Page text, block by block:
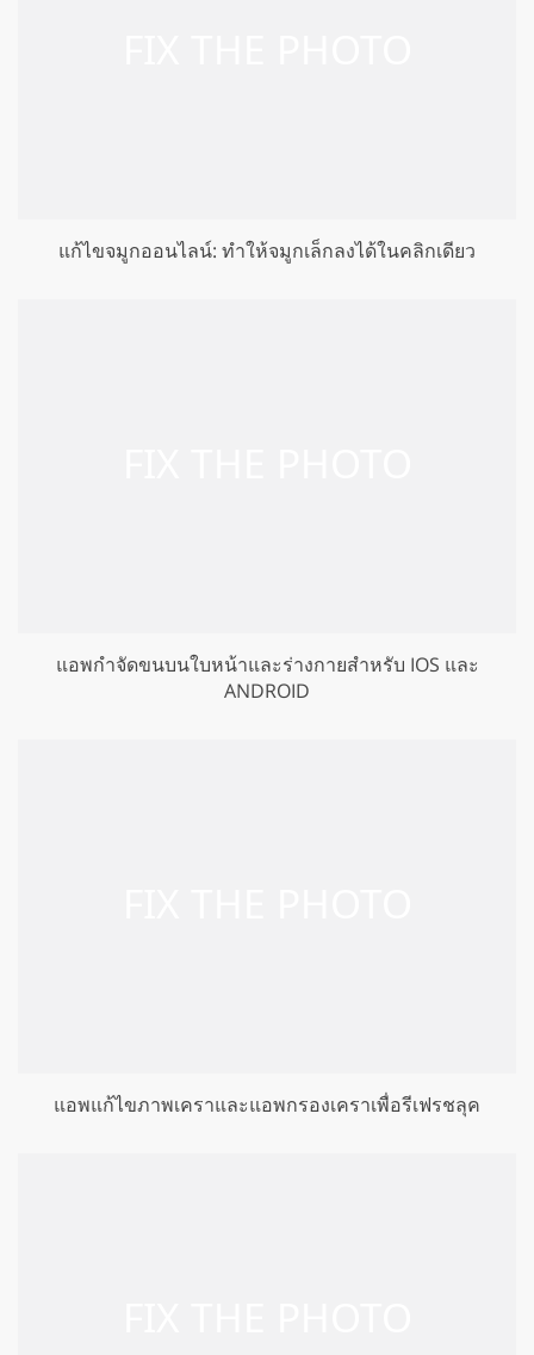
แก้ไขจมูกออนไลน์: ทำให้จมูกเล็กลงได้ในคลิกเดียว
แอพกำจัดขนบนใบหน้าและร่างกายสำหรับ IOS และ
ANDROID
แอพแก้ไขภาพเคราและแอพกรองเคราเพื่อรีเฟรชลุค